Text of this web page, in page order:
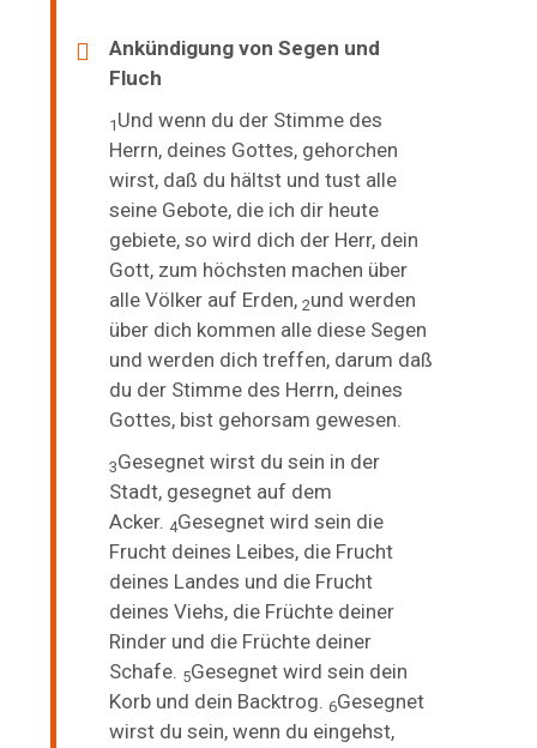
Ankündigung von Segen und
Fluch
1 Und wenn du der Stimme des
Herrn, deines Gottes, gehorchen
wirst, daß du hältst und tust alle
seine Gebote, die ich dir heute
gebiete, so wird dich der Herr, dein
Gott, zum höchsten machen über
alle Völker auf Erden, 2und werden
über dich kommen alle diese Segen
und werden dich treffen, darum daß
du der Stimme des Herrn, deines
Gottes, bist gehorsam gewesen.
3Gesegnet wirst du sein in der
Stadt, gesegnet auf dem
Acker. 4Gesegnet wird sein die
Frucht deines Leibes, die Frucht
deines Landes und die Frucht
deines Viehs, die Früchte deiner
Rinder und die Früchte deiner
Schafe. 5Gesegnet wird sein dein
Korb und dein Backtrog.6Gesegnet
wirst du sein, wenn du eingehst,